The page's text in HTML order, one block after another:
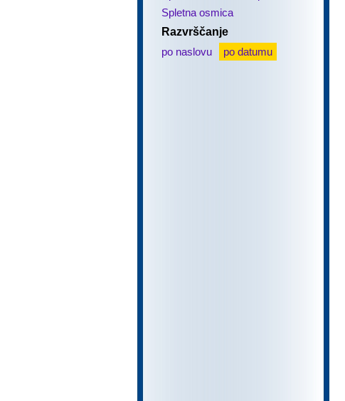
Spletna osmica
Razvrščanje
po naslovu
po datumu